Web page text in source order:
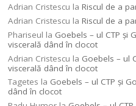
Adrian Cristescu laRiscul de a
Adrian Cristescu laRiscul de a
Phariseul la Goebels – ul CTP şi
viscerală dând în clocot
Adrian Cristescu la Goebels – ul
viscerală dând în clocot
Tagetes la Goebels – ul CTP şi
dând în clocot